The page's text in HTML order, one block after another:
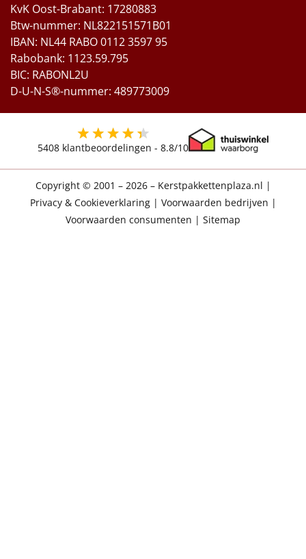
KvK Oost-Brabant: 17280883
Btw-nummer: NL822151571B01
IBAN: NL44 RABO 0112 3597 95
Rabobank: 1123.59.795
BIC: RABONL2U
D-U-N-S®-nummer: 489773009
5408 klantbeoordelingen - 8.8/10
Copyright © 2001 – 2026 – Kerstpakkettenplaza.nl |
Privacy & Cookieverklaring| Voorwaarden bedrijven |
Voorwaarden consumenten | Sitemap